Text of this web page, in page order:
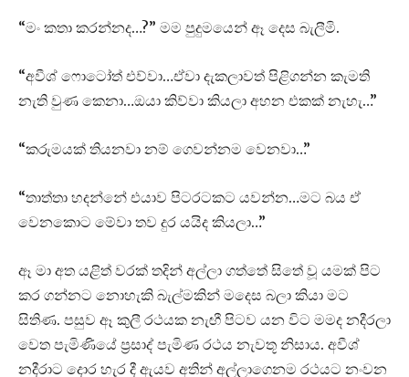
“මං කතා කරන්නද…?” මම පුදුමයෙන් ඈ දෙස බැලීමි.
“අවීශ් ෆොටෝත් එව්වා…ඒවා දැකලාවත් පිළිගන්න කැමති
නැති වුණ කෙනා…ඔයා කිව්වා කියලා අහන එකක් නැහැ…”
“කරුමයක් තියනවා නම් ගෙවන්නම වෙනවා…”
“තාත්තා හදන්නේ එයාව පිටරටකට යවන්න…මට බය ඒ
වෙනකොට මේවා තව දුර යයිද කියලා…”
ඈ මා අත යළිත් වරක් තදින් අල්ලා ගත්තේ සිතේ වූ යමක් පිට
කර ගන්නට නොහැකි බැල්මකින් මදෙස බලා කියා මට
සිතිණ. පසුව ඈ කුලී රථයක නැඟී පිටව යන විට මමද නදීරලා
වෙත පැමිණියේ ප්‍රසාද් පැමිණ රථය නැවතූ නිසාය. අවීශ්
නදීරාට දොර හැර දී ඇයව අතින් අල්ලාගෙනම රථයට නංවන